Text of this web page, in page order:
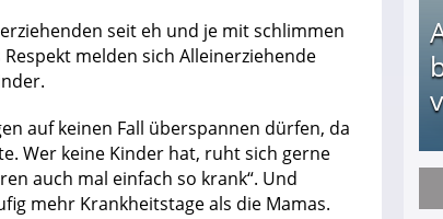
seit eh und je mit schlimmen
melden sich Alleinerziehende
auf keinen Fall überspannen dürfen, da
Wer keine Kinder hat, ruht sich gerne
auch mal einfach so krank“. Und
mehr Krankheitstage als die Mamas.
Arbeitslosengeld: Wofür bekommt man es und